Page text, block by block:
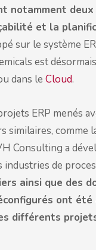
notamment deux
et la
sur le système
est
dans le Cloud.
ERP menés
similaires, comme
Consulting a
de
ainsi que des
ont été
différents